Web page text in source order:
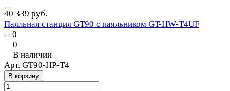
40 339 руб.
Паяльная станция GT90 с паяльником GT-HW-T4UF
0
0
В наличии
Арт. GT90-HP-T4
В корзину